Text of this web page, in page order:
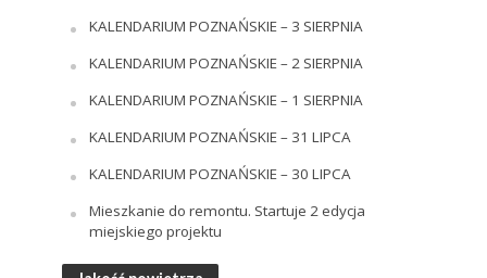
KALENDARIUM POZNAŃSKIE – 3 SIERPNIA
KALENDARIUM POZNAŃSKIE – 2 SIERPNIA
KALENDARIUM POZNAŃSKIE – 1 SIERPNIA
KALENDARIUM POZNAŃSKIE – 31 LIPCA
KALENDARIUM POZNAŃSKIE – 30 LIPCA
Mieszkanie do remontu. Startuje 2 edycja
miejskiego projektu